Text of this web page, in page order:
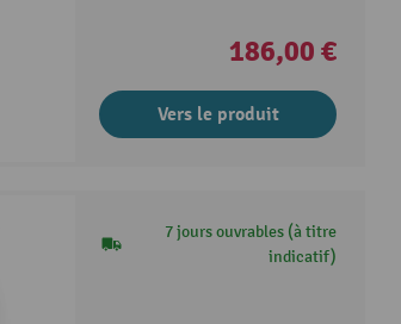
186,00 €
Vers le produit
7 jours ouvrables (à titre
indicatif)